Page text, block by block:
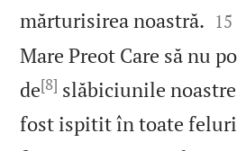
mărturisirea noastră. 

15
Mare Preot Care să nu
de[8] slăbiciunile
fost ispitit în toate